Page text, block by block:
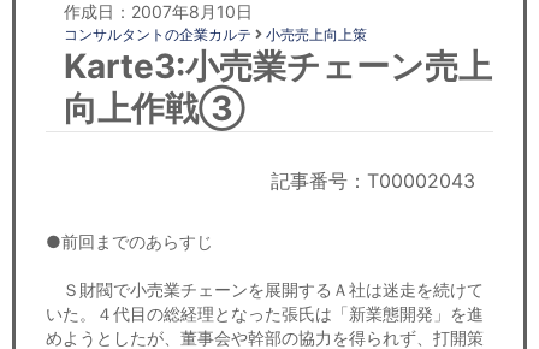
日本人にPR
コンサルティング
リサーチ
経済ニュース
労務顧問
作成日：2007年8月10日
コンサルタントの企業カルテ 小売売上向上策
Karte3:小売業チェーン売上
向上作戦③
記事番号：T00002043
●前回までのあらすじ
Ｓ財閥で小売業チェーンを展開するＡ社は迷走を続けて
いた。４代目の総経理となった張氏は「新業態開発」を進
めようとしたが、董事会や幹部の協力を得られず、打開策